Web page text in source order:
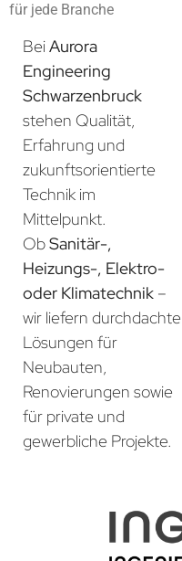
für jede Branche
BeiAurora
Engineering
Schwarzenbruck
stehen Qualität,
Erfahrung und
zukunftsorientierte
Technik im
Mittelpunkt.
ObSanitär-,
Heizungs-, Elektro-
oder Klimatechnik –
wir liefern durchdachte
Lösungen für
Neubauten,
Renovierungen sowie
für private und
gewerbliche Projekte.